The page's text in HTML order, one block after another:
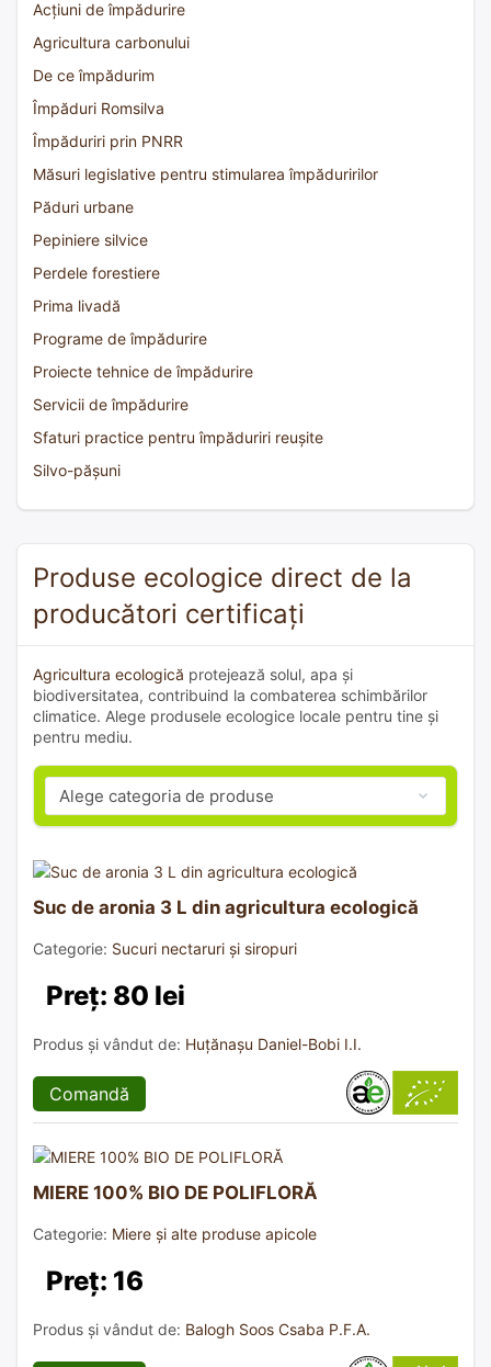
Acțiuni de împădurire
Agricultura carbonului
De ce împădurim
Împăduri Romsilva
Împăduriri prin PNRR
Măsuri legislative pentru stimularea împăduririlor
Păduri urbane
Pepiniere silvice
Perdele forestiere
Prima livadă
Programe de împădurire
Proiecte tehnice de împădurire
Servicii de împădurire
Sfaturi practice pentru împăduriri reușite
Silvo-pășuni
Produse ecologice direct de la
producători certificați
Agricultura ecologică protejează solul, apa și
biodiversitatea, contribuind la combaterea schimbărilor
climatice. Alege produsele ecologice locale pentru tine și
pentru mediu.
Suc de aronia 3 L din agricultura ecologică
Categorie: Sucuri nectaruri și siropuri
Preț: 80 lei
Produs și vândut de: Huțănașu Daniel-Bobi I.I.
Comandă
MIERE 100% BIO DE POLIFLORĂ
Categorie: Miere și alte produse apicole
Preț: 16
Produs și vândut de: Balogh Soos Csaba P.F.A.